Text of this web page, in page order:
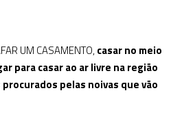
UM CASAMENTO, casar no meio
para casar ao ar livre na região
pelas noivas que vão